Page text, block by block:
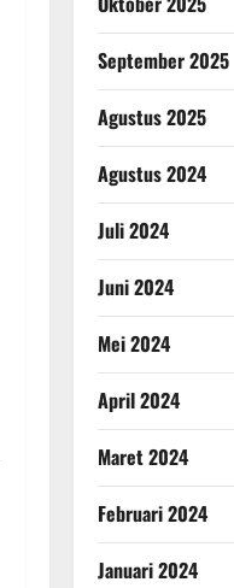
September 2025
Agustus 2025
Agustus 2024
Juli 2024
Juni 2024
Mei 2024
April 2024
Maret 2024
Februari 2024
Januari 2024